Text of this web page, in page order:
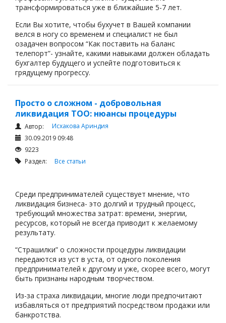
трансформироваться уже в ближайшие 5-7 лет.
Если Вы хотите, чтобы бухучет в Вашей компании
велся в ногу со временем и специалист не был
озадачен вопросом “Как поставить на баланс
телепорт”- узнайте, какими навыками должен обладать
бухгалтер будущего и успейте подготовиться к
грядущему прогрессу.
Просто о сложном - добровольная
ликвидация ТОО: нюансы процедуры
Автор:
Исхакова Ариндия
30.09.2019 09:48
9223
Раздел: Все статьи
Среди предпринимателей существует мнение, что
ликвидация бизнеса- это долгий и трудный процесс,
требующий множества затрат: времени, энергии,
ресурсов, который не всегда приводит к желаемому
результату.
“Страшилки” о сложности процедуры ликвидации
передаются из уст в уста, от одного поколения
предпринимателей к другому и уже, скорее всего, могут
быть признаны народным творчеством.
Из-за страха ликвидации, многие люди предпочитают
избавляться от предприятий посредством продажи или
банкротства.